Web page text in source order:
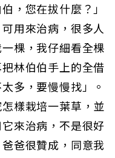
，您在拔什麼？」
用來治病，很多人
棵，我仔細看全棵
林伯伯手上的全借
多，要慢慢找」。
樣栽培一葉草，並
來治病，不是很好
爸很贊成，同意我